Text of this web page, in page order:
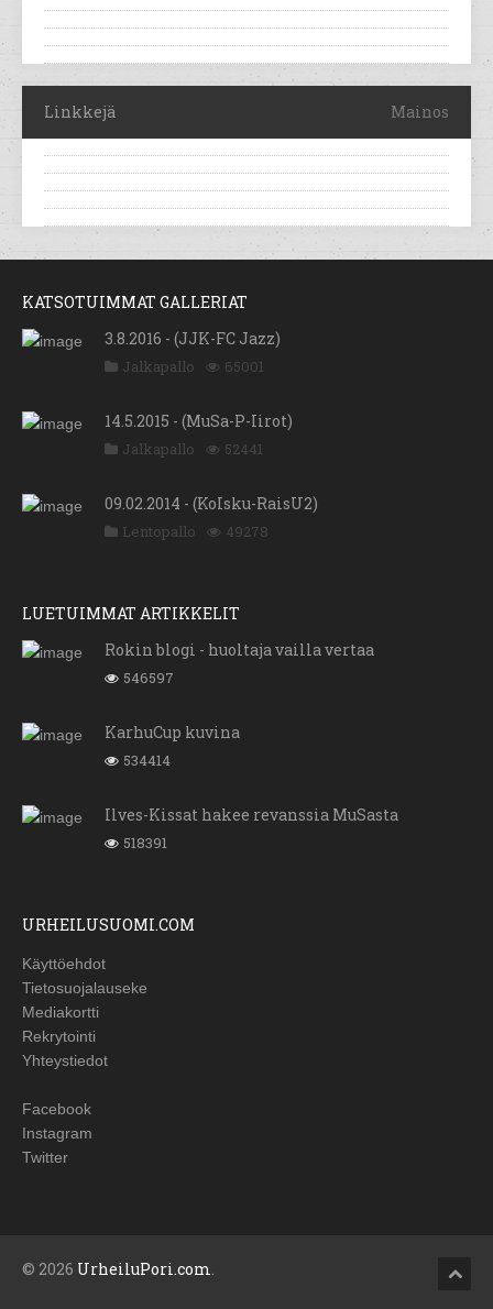
Linkkejä Mainos
KATSOTUIMMAT GALLERIAT
3.8.2016 - (JJK-FC Jazz)
Jalkapallo 65001
14.5.2015 - (MuSa-P-Iirot)
Jalkapallo 52441
09.02.2014 - (KoIsku-RaisU2)
Lentopallo 49278
LUETUIMMAT ARTIKKELIT
Rokin blogi - huoltaja vailla vertaa
546597
KarhuCup kuvina
534414
Ilves-Kissat hakee revanssia MuSasta
518391
URHEILUSUOMI.COM
Käyttöehdot
Tietosuojalauseke
Mediakortti
Rekrytointi
Yhteystiedot
Facebook
Instagram
Twitter
© 2026 UrheiluPori.com.